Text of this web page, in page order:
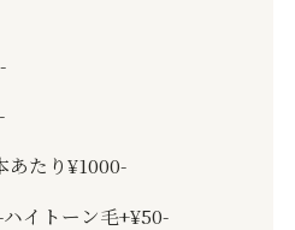
あたり¥1000-
ハイトーン毛+¥50-